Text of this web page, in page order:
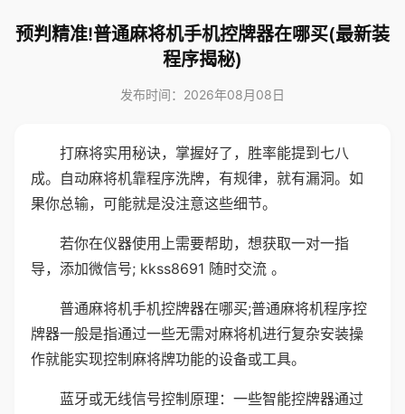
预判精准!普通麻将机手机控牌器在哪买(最新装
程序揭秘)
发布时间：2026年08月08日
打麻将实用秘诀，掌握好了，胜率能提到七八
成。自动麻将机靠程序洗牌，有规律，就有漏洞。如
果你总输，可能就是没注意这些细节。
若你在仪器使用上需要帮助，想获取一对一指
导，添加微信号; kkss8691 随时交流 。
普通麻将机手机控牌器在哪买;普通麻将机程序控
牌器一般是指通过一些无需对麻将机进行复杂安装操
作就能实现控制麻将牌功能的设备或工具。
蓝牙或无线信号控制原理：一些智能控牌器通过